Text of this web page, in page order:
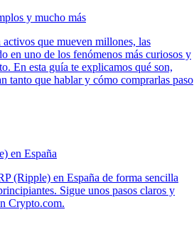
y mucho más
que mueven millones, las
en uno de los fenómenos más curiosos y
En esta guía te explicamos qué son,
tanto que hablar y cómo comprarlas paso
en España
(Ripple) en España de forma sencilla
Sigue unos pasos claros y
Crypto.com.